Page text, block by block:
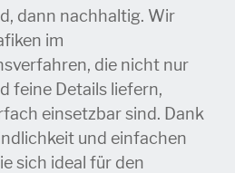
dann nachhaltig. Wir
im
die nicht nur
feine Details liefern,
einsetzbar sind. Dank
und einfachen
sich ideal für den